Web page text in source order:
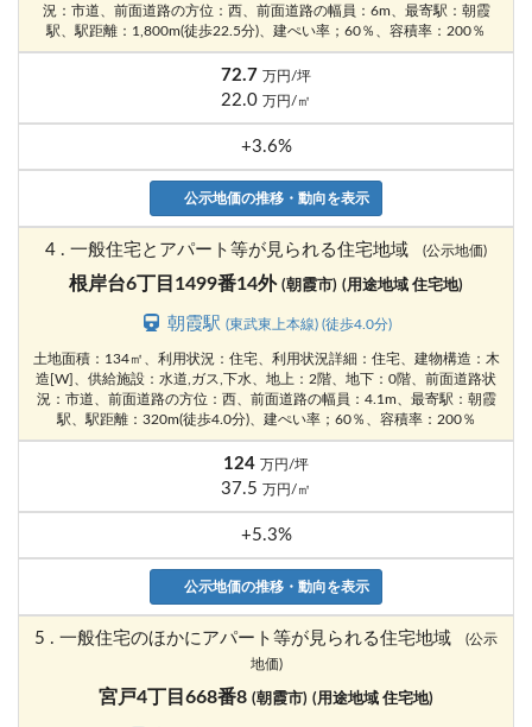
況：市道、前面道路の方位：西、前面道路の幅員：6m、最寄駅：朝霞
駅、駅距離：1,800m(徒歩22.5分)、建ぺい率；60％、容積率：200％
72.7 万円/坪
22.0 万円/㎡
+3.6%
公示地価の推移・動向を表示
4 . 一般住宅とアパート等が見られる住宅地域 (公示地価)
根岸台6丁目1499番14外 (朝霞市) (用途地域 住宅地)
朝霞駅(東武東上本線) (徒歩4.0分)
土地面積：134㎡、利用状況：住宅、利用状況詳細：住宅、建物構造：木
造[W]、供給施設：水道,ガス,下水、地上：2階、地下：0階、前面道路状
況：市道、前面道路の方位：西、前面道路の幅員：4.1m、最寄駅：朝霞
駅、駅距離：320m(徒歩4.0分)、建ぺい率；60％、容積率：200％
124 万円/坪
37.5 万円/㎡
+5.3%
公示地価の推移・動向を表示
5 . 一般住宅のほかにアパート等が見られる住宅地域
(公示
地価)
宮戸4丁目668番8 (朝霞市) (用途地域 住宅地)